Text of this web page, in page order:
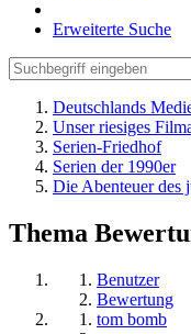
Erweiterte Suche
Deutschlands
Unser riesiges
Serien-Friedhof
Serien der 1990er
Die Abenteuer des
Thema
Benutzer
Bewertung
tom bomb